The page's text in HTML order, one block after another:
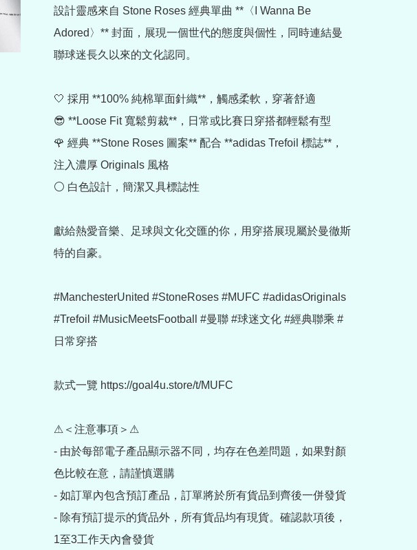
設計靈感來自 Stone Roses 經典單曲 **〈I Wanna Be
Adored〉** 封面，展現一個世代的態度與個性，同時連結曼
聯球迷長久以來的文化認同。
🤍 採用 **100% 純棉單面針織**，觸感柔軟，穿著舒適
😎 **Loose Fit 寬鬆剪裁**，日常或比賽日穿搭都輕鬆有型
🌹 經典 **Stone Roses 圖案** 配合 **adidas Trefoil 標誌**，
注入濃厚 Originals 風格
⚪ 白色設計，簡潔又具標誌性
獻給熱愛音樂、足球與文化交匯的你，用穿搭展現屬於曼徹斯
特的自豪。
#ManchesterUnited #StoneRoses #MUFC #adidasOriginals
#Trefoil #MusicMeetsFootball #曼聯 #球迷文化 #經典聯乘 #
日常穿搭
款式一覽 https://goal4u.store/t/MUFC
⚠＜注意事項＞⚠
- 由於每部電子產品顯示器不同，均存在色差問題，如果對顏
色比較在意，請謹慎選購
- 如訂單內包含預訂產品，訂單將於所有貨品到齊後一併發貨
- 除有預訂提示的貨品外，所有貨品均有現貨。確認款項後，
1至3工作天內會發貨